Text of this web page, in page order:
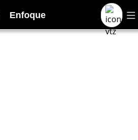
Enfoque